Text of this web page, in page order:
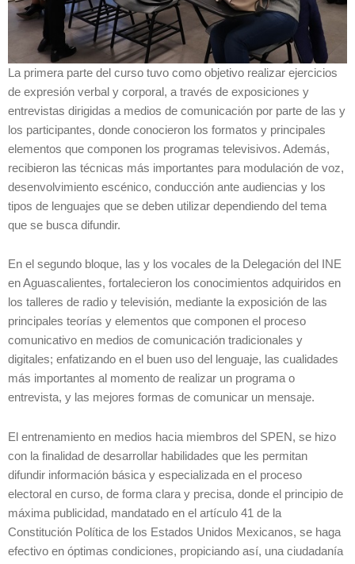
La primera parte del curso tuvo como objetivo realizar ejercicios
de expresión verbal y corporal, a través de exposiciones y
entrevistas dirigidas a medios de comunicación por parte de las y
los participantes, donde conocieron los formatos y principales
elementos que componen los programas televisivos. Además,
recibieron las técnicas más importantes para modulación de voz,
desenvolvimiento escénico, conducción ante audiencias y los
tipos de lenguajes que se deben utilizar dependiendo del tema
que se busca difundir.
En el segundo bloque, las y los vocales de la Delegación del INE
en Aguascalientes, fortalecieron los conocimientos adquiridos en
los talleres de radio y televisión, mediante la exposición de las
principales teorías y elementos que componen el proceso
comunicativo en medios de comunicación tradicionales y
digitales; enfatizando en el buen uso del lenguaje, las cualidades
más importantes al momento de realizar un programa o
entrevista, y las mejores formas de comunicar un mensaje.
El entrenamiento en medios hacia miembros del SPEN, se hizo
con la finalidad de desarrollar habilidades que les permitan
difundir información básica y especializada en el proceso
electoral en curso, de forma clara y precisa, donde el principio de
máxima publicidad, mandatado en el artículo 41 de la
Constitución Política de los Estados Unidos Mexicanos, se haga
efectivo en óptimas condiciones, propiciando así, una ciudadanía